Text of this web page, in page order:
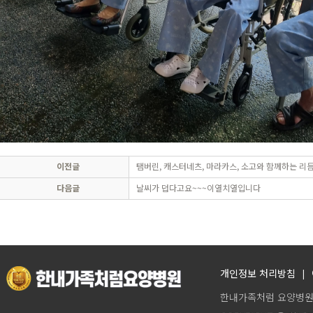
이전글
탬버린, 캐스터네츠, 마라카스, 소고와 함께하는 리
다음글
날씨가 덥다고요~~~이열치열입니다
개인정보 처리방침 |
한내가족처럼 요양병